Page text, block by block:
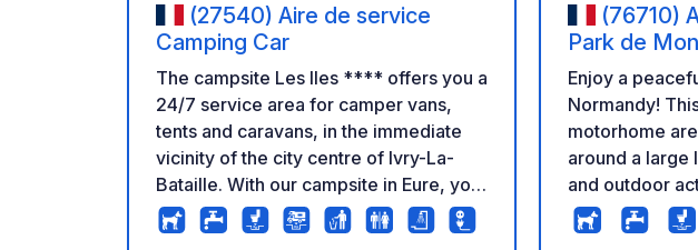
(27540) Aire de service
Camping Car
The campsite Les Iles **** offers you a
24/7 service area for camper vans,
tents and caravans, in the immediate
vicinity of the city centre of Ivry-La-
Bataille. With our campsite in Eure, you
have 75 spacious pitches delimited by
hedges, in a green environment, each
(76710)
Park de
Maritime) –
Verdoyant.
Enjoy a
Normandy!
motorhome
around a
and outdoor
centre, its
local shops